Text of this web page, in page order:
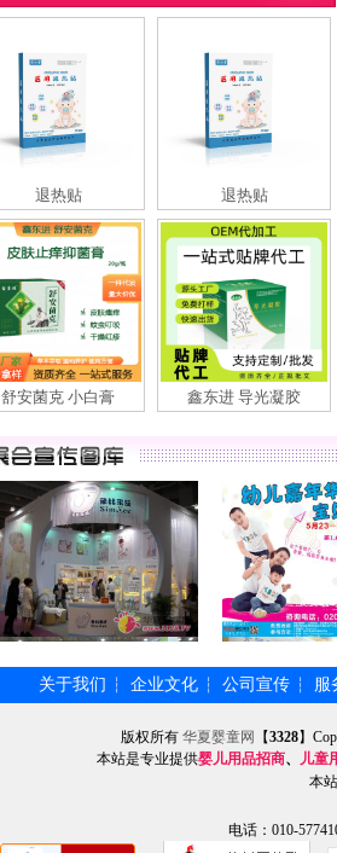
退热贴 退热贴
舒安菌克 小白膏 鑫东进 导光凝胶
关于我们 ┆ 企业文化 ┆ 公司宣传 ┆ 服
版权所有 华夏婴童网 【3328】
本站是专业提供婴儿用品招商、 儿童
本
电话：010-